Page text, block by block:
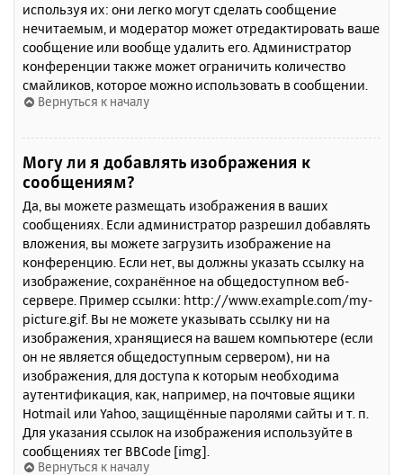
используя их: они легко могут сделать сообщение
нечитаемым, и модератор может отредактировать ваше
сообщение или вообще удалить его. Администратор
конференции также может ограничить количество
смайликов, которое можно использовать в сообщении.
Вернуться к началу
Могу ли я добавлять изображения к
сообщениям?
Да, вы можете размещать изображения в ваших
сообщениях. Если администратор разрешил добавлять
вложения, вы можете загрузить изображение на
конференцию. Если нет, вы должны указать ссылку на
изображение, сохранённое на общедоступном веб-
сервере. Пример ссылки: http://www.example.com/my-
picture.gif. Вы не можете указывать ссылку ни на
изображения, хранящиеся на вашем компьютере (если
он не является общедоступным сервером), ни на
изображения, для доступа к которым необходима
аутентификация, как, например, на почтовые ящики
Hotmail или Yahoo, защищённые паролями сайты и т. п.
Для указания ссылок на изображения используйте в
сообщениях тег BBCode [img].
Вернуться к началу